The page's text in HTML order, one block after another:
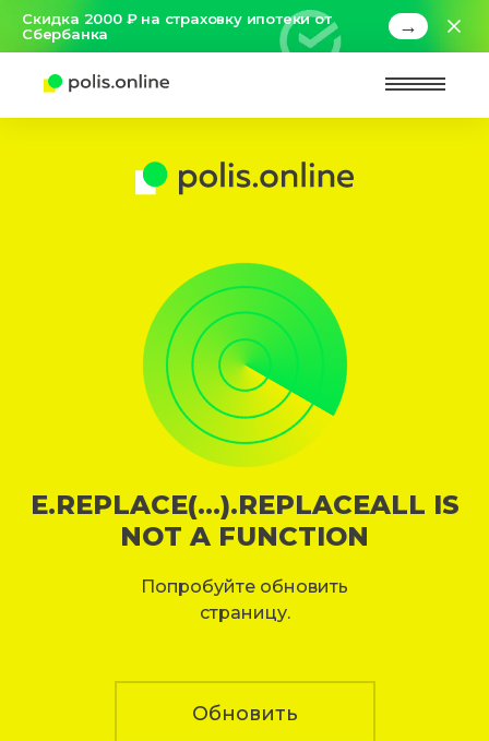
Скидка 2000 ₽ на страховку ипотеки от
Сбербанка
→
E.REPLACE(...).REPLACEALL IS
NOT A FUNCTION
Попробуйте обновить
страницу.
Обновить